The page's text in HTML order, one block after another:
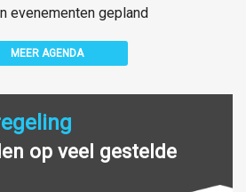
evenementen gepland
MEER AGENDA
op veel gestelde